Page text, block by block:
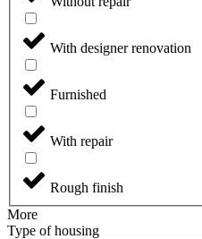
With designer renovation
Furnished
With repair
Rough finish
More
Type of housing